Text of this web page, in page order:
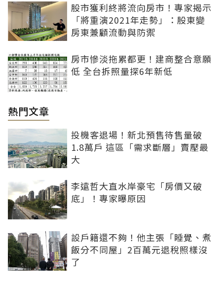
股市獲利終將流向房市！專家揭示
「將重演2021年走勢」：股東變
房東兼顧流動與防禦
房市慘淡拖累都更！建商整合意願
低 全台拆照量探6年新低
熱門文章
投機客退場！新北預售待售量破
1.8萬戶 這區「需求斷層」賣壓最
大
李遠哲大直水岸豪宅「房價又破
底」！專家曝原因
設戶籍還不夠！他主張「睡覺、煮
飯分不同屋」2百萬元退稅照樣沒
了